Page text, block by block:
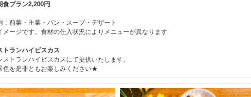
食プラン2,200円
：前菜・主菜・パン・スープ・デザート
ージです。食材の仕入状況によりメニューが異なります
トランハイビスカス
ストランハイビスカスにて提供いたします。
色を是非ともお楽しみください★